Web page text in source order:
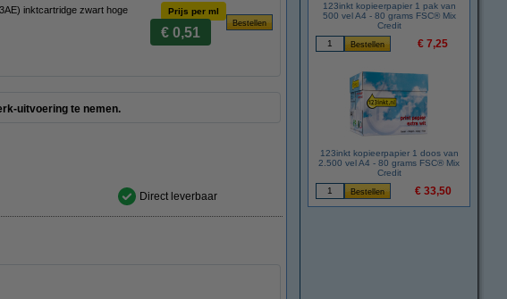
inktcartridge zwart hoge
Prijs per ml
€ 0,51
uitvoering te nemen.
Direct leverbaar
123inkt kopieerpapier 1 pak van
500 vel A4 - 80 grams FSC® Mix
Credit
€ 7,25
123inkt kopieerpapier 1 doos van
2.500 vel A4 - 80 grams FSC® Mix
Credit
€ 33,50